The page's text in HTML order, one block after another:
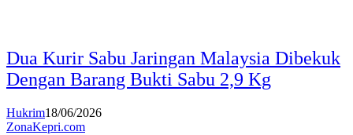
Dua Kurir Sabu Jaringan Malaysia Dibekuk
Dengan Barang Bukti Sabu 2,9 Kg
Hukrim18/06/2026
ZonaKepri.com